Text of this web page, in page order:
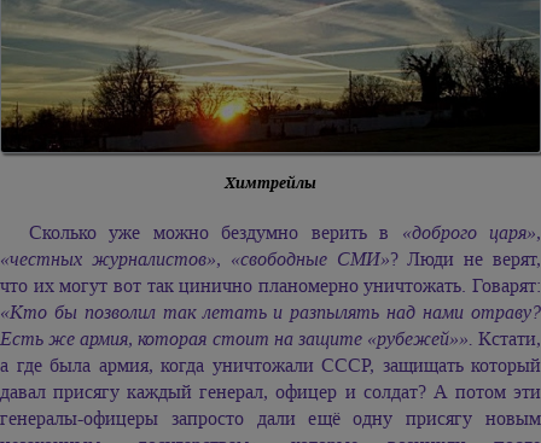
Химтрейлы
Сколько уже можно бездумно верить в «доброго царя»,
«честных журналистов», «свободные СМИ»? Люди не верят,
что их могут вот так цинично планомерно уничтожать. Говарят:
«Кто бы позволил так летать и разпылять над нами отраву?
Есть же армия, которая стоит на защите «рубежей»». Кстати,
а где была армия, когда уничтожали СССР, защищать который
давал присягу каждый генерал, офицер и солдат? А потом эти
генералы-офицеры запросто дали ещё одну присягу новым